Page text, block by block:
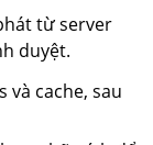
từ server
duyệt.
và cache, sau